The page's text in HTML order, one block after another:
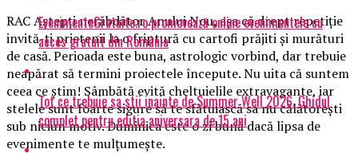
RAC Aştepţi nerăbdător Anului Nou, aşa că drept repetiţie
invită-ţi prietenii la o friptură cu cartofi prăjiti şi murături
de casă. Perioada este buna, astrologic vorbind, dar trebuie
neapărat să termini proiectele începute. Nu uita că suntem
ceea ce ştim! Sâmbătă evită cheltuielile extravagante, iar
stelele sunt foarte sigure să te sfătuiască sa nu călătoreşti
sub niciun motiv. Duminica este o zi bună dacă lipsa de
evenimente te mulţumeşte.
EvenimenteGratuite.ro promovează online evenimentele cu
acces gratuit din România
Tot ce trebuie sa stii inainte de Summer Well 2026. Ghidul
complet pentru editia aniversara de 15 ani